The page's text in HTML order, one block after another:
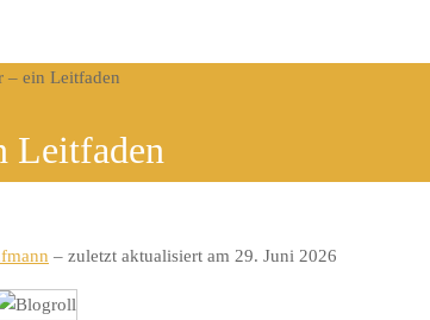
– ein Leitfaden
Leitfaden
– zuletzt aktualisiert am 29. Juni 2026